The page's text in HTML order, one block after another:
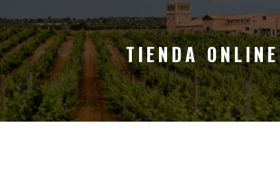
TIENDA ONLINE